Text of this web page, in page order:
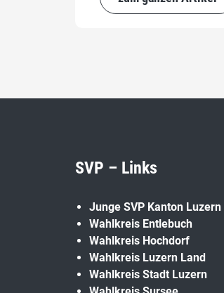
SVP – Links
Junge SVP Kanton Luzern
Wahlkreis Entlebuch
Wahlkreis Hochdorf
Wahlkreis Luzern Land
Wahlkreis Stadt Luzern